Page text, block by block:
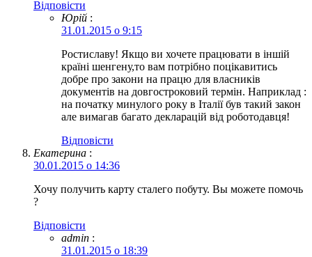
Відповіcти
Юрій :
31.01.2015 о 9:15
Ростиславу! Якщо ви хочете працювати в іншій
країні шенгену,то вам потрібно поцікавитись
добре про закони на працю для власників
документів на довгостроковий термін. Наприклад :
на початку минулого року в Італії був такий закон
але вимагав багато декларацій від роботодавця!
Відповіcти
Екатерина :
30.01.2015 о 14:36
Хочу получить карту сталего побуту. Вы можете помочь
?
Відповіcти
admin :
31.01.2015 о 18:39